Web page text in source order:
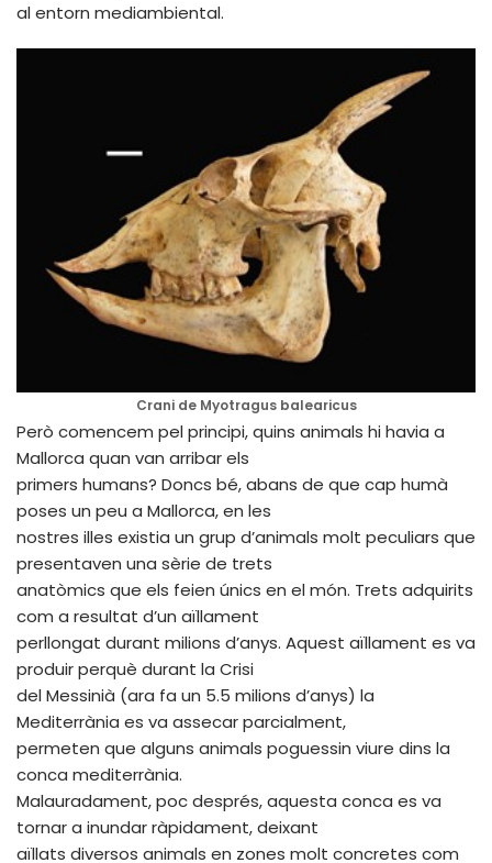
al entorn mediambiental.
Crani de Myotragus balearicus
Però comencem pel principi, quins animals hi havia a
Mallorca quan van arribar els
primers humans? Doncs bé, abans de que cap humà
poses un peu a Mallorca, en les
nostres illes existia un grup d’animals molt peculiars que
presentaven una sèrie de trets
anatòmics que els feien únics en el món. Trets adquirits
com a resultat d’un aïllament
perllongat durant milions d’anys. Aquest aïllament es va
produir perquè durant la Crisi
del Messinià (ara fa un 5.5 milions d’anys) la
Mediterrània es va assecar parcialment,
permeten que alguns animals poguessin viure dins la
conca mediterrània.
Malauradament, poc després, aquesta conca es va
tornar a inundar ràpidament, deixant
aïllats diversos animals en zones molt concretes com